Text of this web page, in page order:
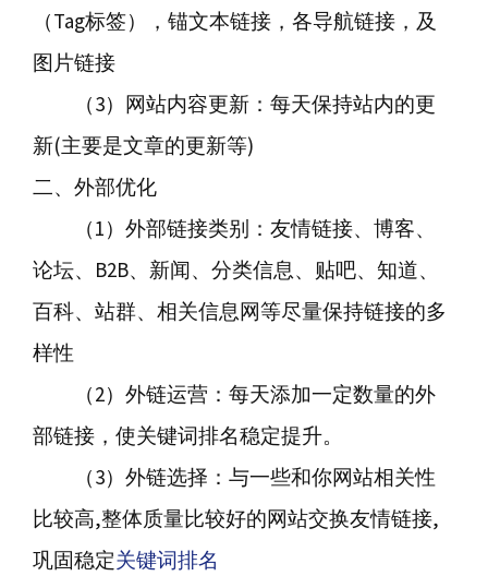
（Tag标签），锚文本链接，各导航链接，及
图片链接
（3）网站内容更新：每天保持站内的更
新(主要是文章的更新等)
二、外部优化
（1）外部链接类别：友情链接、博客、
论坛、B2B、新闻、分类信息、贴吧、知道、
百科、站群、相关信息网等尽量保持链接的多
样性
（2）外链运营：每天添加一定数量的外
部链接，使关键词排名稳定提升。
（3）外链选择：与一些和你网站相关性
比较高,整体质量比较好的网站交换友情链接,
巩固稳定关键词排名